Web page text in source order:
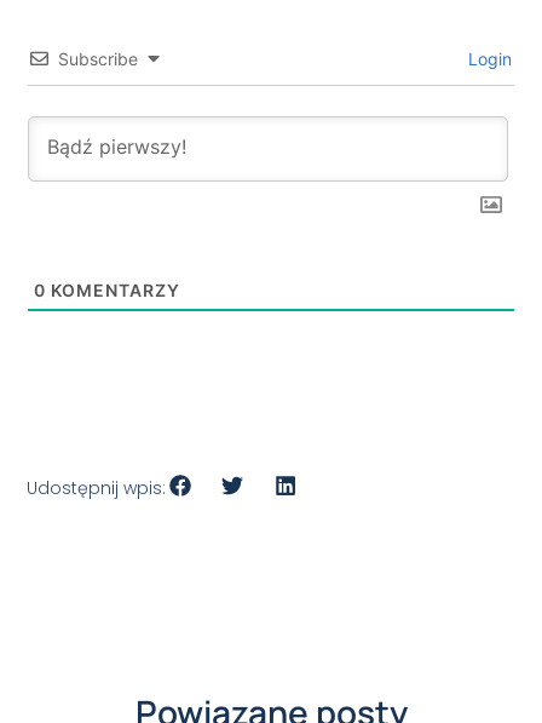
Subscribe Login
0 KOMENTARZY
Udostępnij wpis:
Powiązane posty